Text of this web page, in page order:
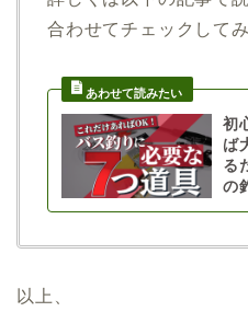
合わせてチェックして
初
ば
る
の
以上、